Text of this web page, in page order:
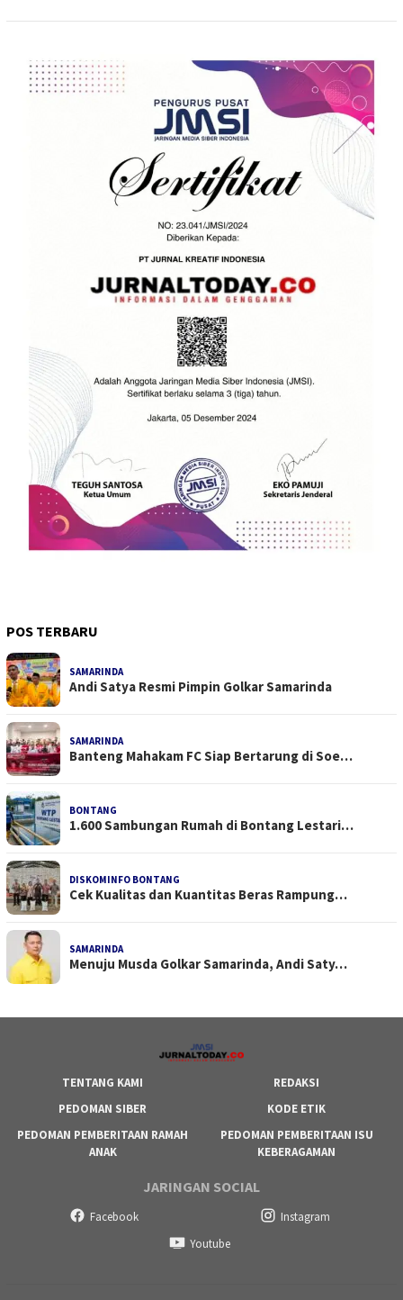
POS TERBARU
SAMARINDA
Andi Satya Resmi Pimpin Golkar Samarinda
SAMARINDA
Banteng Mahakam FC Siap Bertarung di Soe…
BONTANG
1.600 Sambungan Rumah di Bontang Lestari…
DISKOMINFO BONTANG
Cek Kualitas dan Kuantitas Beras Rampung…
SAMARINDA
Menuju Musda Golkar Samarinda, Andi Saty…
TENTANG KAMI
REDAKSI
PEDOMAN SIBER
KODE ETIK
PEDOMAN PEMBERITAAN RAMAH
ANAK
PEDOMAN PEMBERITAAN ISU
KEBERAGAMAN
JARINGAN SOCIAL
Facebook
Instagram
Youtube